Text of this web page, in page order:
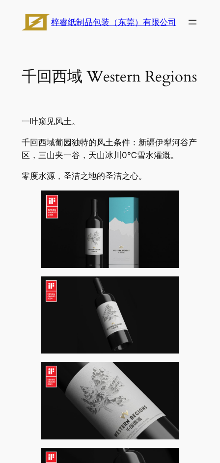
梓睿纸制品包装（东莞）有限公司
千回西域 Western Regions
一叶窥见风土。
千回西域葡园独特的风土条件：新疆伊犁河谷产
区，三山夹一谷，天山冰川0℃雪水灌溉。
零度水源，圣洁之地的圣洁之心。